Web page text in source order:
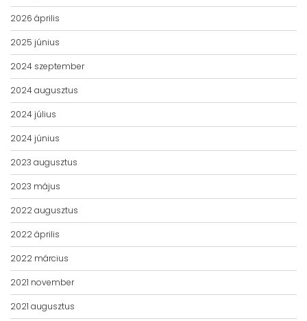
2026 április
2025 június
2024 szeptember
2024 augusztus
2024 július
2024 június
2023 augusztus
2023 május
2022 augusztus
2022 április
2022 március
2021 november
2021 augusztus